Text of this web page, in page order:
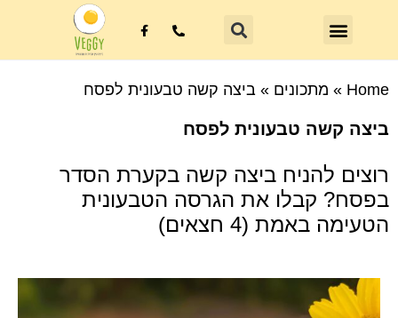
Home
» מתכונים » ביצה קשה טבעונית לפסח
ביצה קשה טבעונית לפסח
רוצים להניח ביצה קשה בקערת הסדר
בפסח? קבלו את הגרסה הטבעונית
הטעימה באמת (4 חצאים)